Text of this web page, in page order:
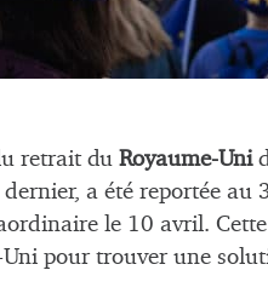
retrait du Royaume-Uni
a été reportée au
le 10 avril.
pour trouver une